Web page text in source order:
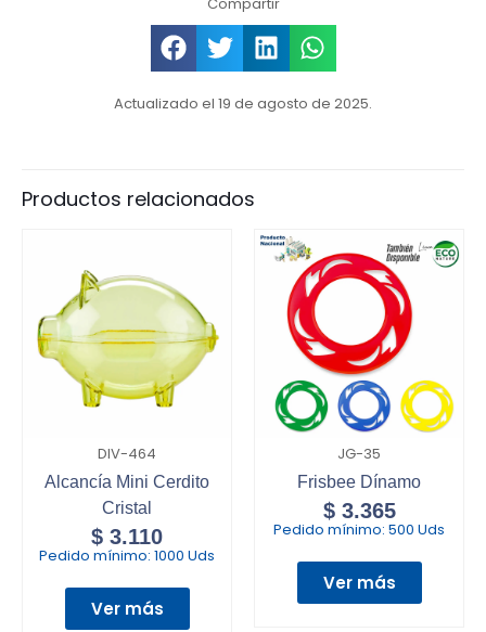
Actualizado el 19 de agosto de 2025.
Productos relacionados
DIV-464
Alcancía Mini Cerdito
Cristal
$ 3.110
Pedido mínimo: 1000 Uds
Ver más
JG-35
Frisbee Dínamo
$3.365
Pedido mínimo: 500 Uds
Ver más